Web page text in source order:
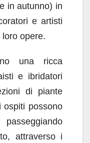
in autunno) in
e artisti
loro opere.
una ricca
e ibridatori
di piante
ospiti possono
attraverso i